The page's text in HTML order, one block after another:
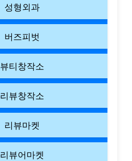
성형외과
버즈피벗
뷰티창작소
리뷰창작소
리뷰마켓
리뷰어마켓